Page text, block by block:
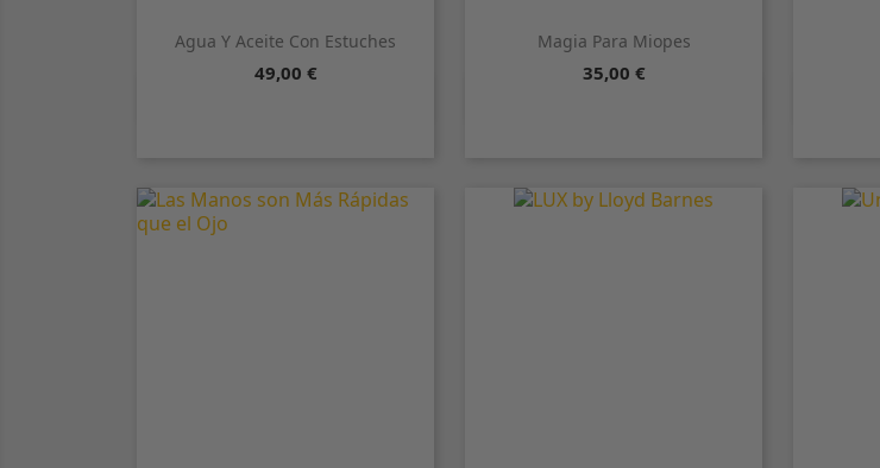
Agua Y Aceite Con Estuches
Precio
49,00 €
Magia Para Miopes
Precio
35,00 €